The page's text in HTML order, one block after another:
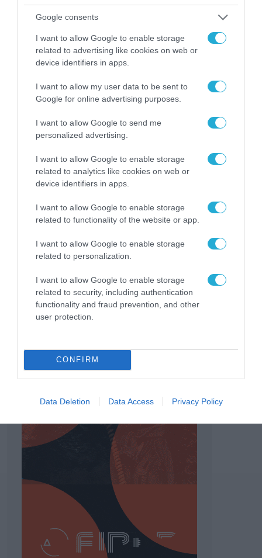
Google consents
I want to allow Google to enable storage
related to advertising like cookies on web or
device identifiers in apps.
I want to allow my user data to be sent to
Google for online advertising purposes.
I want to allow Google to send me
personalized advertising.
I want to allow Google to enable storage
related to analytics like cookies on web or
device identifiers in apps.
I want to allow Google to enable storage
related to functionality of the website or app.
I want to allow Google to enable storage
related to personalization.
I want to allow Google to enable storage
related to security, including authentication
functionality and fraud prevention, and other
user protection.
CONFIRM
Data Deletion Data Access Privacy Policy
ΤΗΛΕΠΙΚΟΙΝΩΝΙΕΣ
Το πρώτο 5G Campus Network
στην Ελλάδα από την COSMOTE
για τον Διεθνή Αερολιμένα
Αθηνών
20.05.2021